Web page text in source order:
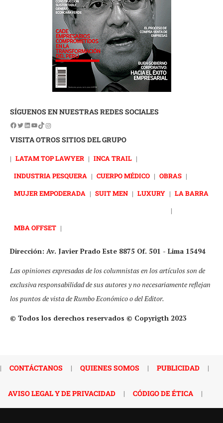
SÍGUENOS EN NUESTRAS REDES SOCIALES
VISITA OTROS SITIOS DEL GRUPO
| LATAM TOP LAWYER | INCA TRAIL |
INDUSTRIA PESQUERA | CUERPO MÉDICO | OBRAS |
MUJER EMPODERADA | SUIT MEN | LUXURY | LA BARRA
|
MBA OFFSET |
Dirección: Av. Javier Prado Este 8875 Of. 501 - Lima 15494
Las opiniones expresadas de los columnistas en los artículos son de
exclusiva responsabilidad de sus autores y no necesariamente reflejan
los puntos de vista de Rumbo Económico o del Editor.
© Todos los derechos reservados © Copyrigth 2023
| CONTÁCTANOS | QUIENES SOMOS | PUBLICIDAD |
AVISO LEGAL Y DE PRIVACIDAD | CÓDIGO DE ÉTICA |